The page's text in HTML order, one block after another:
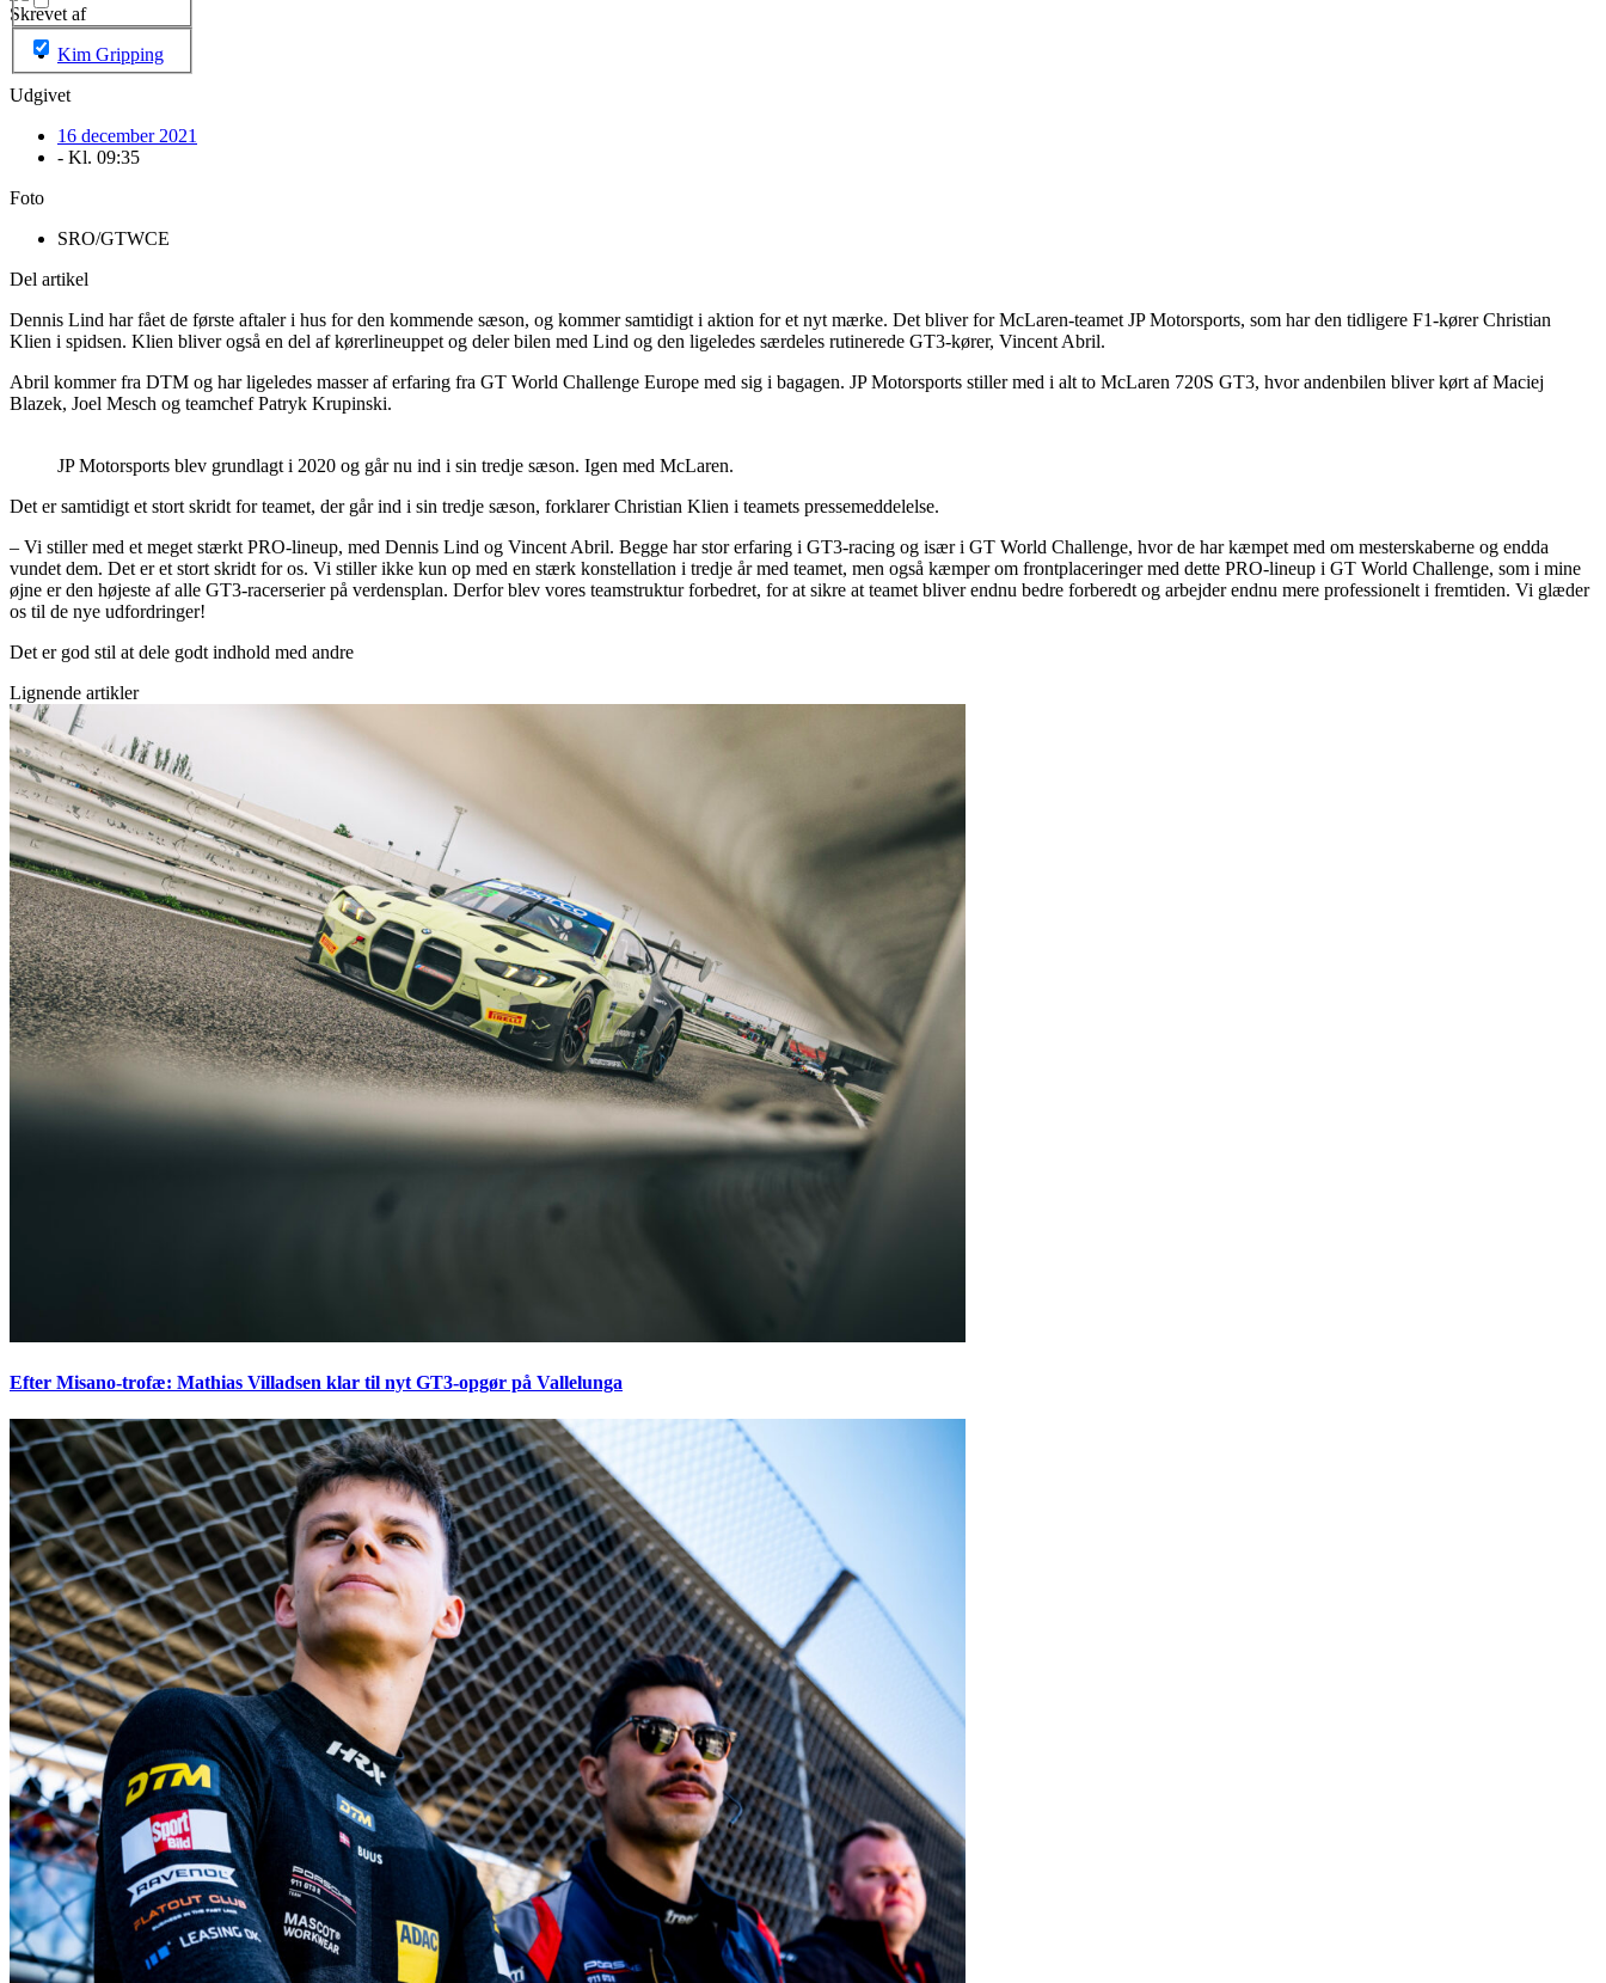
Skrevet af
Kim Gripping
Udgivet
16 december 2021
- Kl. 09:35
Foto
SRO/GTWCE
Del artikel
Dennis Lind har fået de første aftaler i hus for den kommende sæson, og kommer samtidigt i aktion for et nyt mærke. Det bliver for McLaren-teamet JP Motorsports, som har den tidligere F1-kører Christian
Klien i spidsen. Klien bliver også en del af kørerlineuppet og deler bilen med Lind og den ligeledes særdeles rutinerede GT3-kører, Vincent Abril.
Abril kommer fra DTM og har ligeledes masser af erfaring fra GT World Challenge Europe med sig i bagagen. JP Motorsports stiller med i alt to McLaren 720S GT3, hvor andenbilen bliver kørt af Maciej
Blazek, Joel Mesch og teamchef Patryk Krupinski.
JP Motorsports blev grundlagt i 2020 og går nu ind i sin tredje sæson. Igen med McLaren.
Det er samtidigt et stort skridt for teamet, der går ind i sin tredje sæson, forklarer Christian Klien i teamets pressemeddelelse.
– Vi stiller med et meget stærkt PRO-lineup, med Dennis Lind og Vincent Abril. Begge har stor erfaring i GT3-racing og især i GT World Challenge, hvor de har kæmpet med om mesterskaberne og endda
vundet dem. Det er et stort skridt for os. Vi stiller ikke kun op med en stærk konstellation i tredje år med teamet, men også kæmper om frontplaceringer med dette PRO-lineup i GT World Challenge, som i mine
øjne er den højeste af alle GT3-racerserier på verdensplan. Derfor blev vores teamstruktur forbedret, for at sikre at teamet bliver endnu bedre forberedt og arbejder endnu mere professionelt i fremtiden. Vi glæder
os til de nye udfordringer!
Det er god stil at dele godt indhold med andre
Lignende artikler
Efter Misano-trofæ: Mathias Villadsen klar til nyt GT3-opgør på Vallelunga